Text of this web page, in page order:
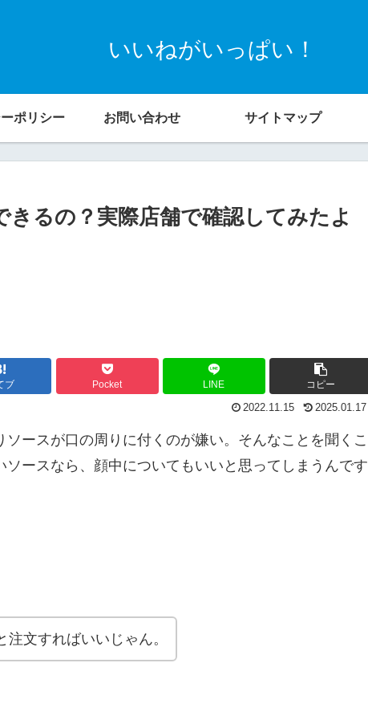
いいねがいっぱい！
ポリシー お問い合わせ サイトマップ
るの？実際店舗で確認してみたよ
ブ Pocket LINE コピー
2022.11.15 2025.01.17
ースが口の周りに付くのが嫌い。そんなことを聞くこ
ースなら、顔中についてもいいと思ってしまうんです
文すればいいじゃん。